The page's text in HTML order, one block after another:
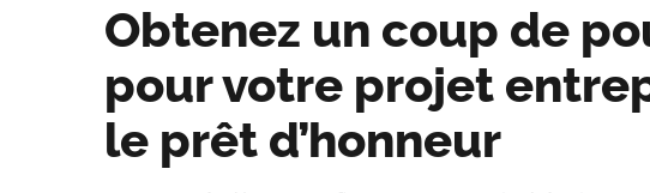
Obtenez un coup de
pour votre projet
le prêt d’honneur